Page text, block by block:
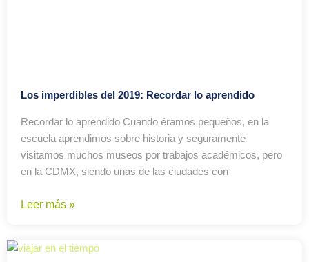
Los imperdibles del 2019: Recordar lo aprendido
Recordar lo aprendido Cuando éramos pequeños, en la
escuela aprendimos sobre historia y seguramente
visitamos muchos museos por trabajos académicos, pero
en la CDMX, siendo unas de las ciudades con
Leer más »